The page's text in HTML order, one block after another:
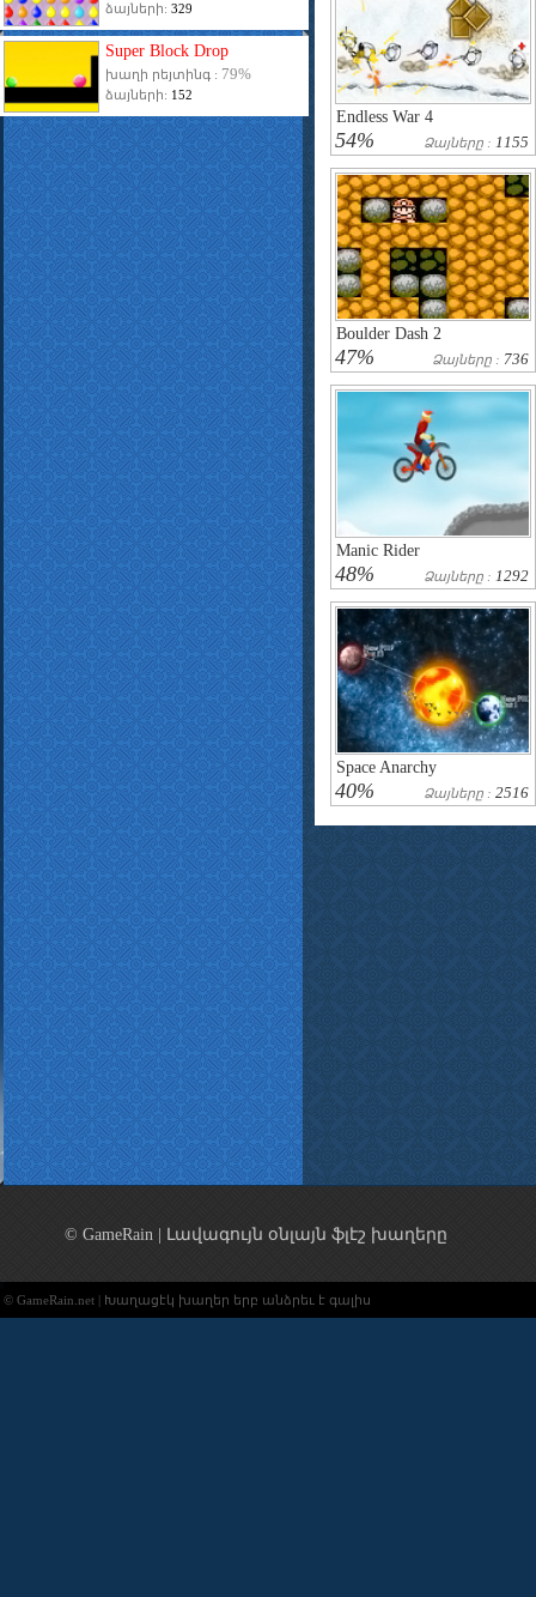
ձայների: 329
Super Block Drop
խաղի րեյտինգ : 79%
ձայների: 152
Endless War 4
54% Ձայները : 1155
Boulder Dash 2
47% Ձայները : 736
Manic Rider
48% Ձայները : 1292
Space Anarchy
40% Ձայները : 2516
© GameRain | Լավագույն օնլայն ֆլէշ խաղերը
© GameRain.net | Խաղացէկ խաղեր երբ անձրեւ է գալիս